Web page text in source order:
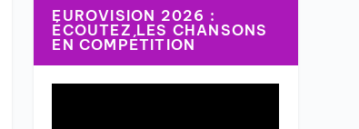
EUROVISION 2026 :
ÉCOUTEZ LES CHANSONS
EN COMPÉTITION